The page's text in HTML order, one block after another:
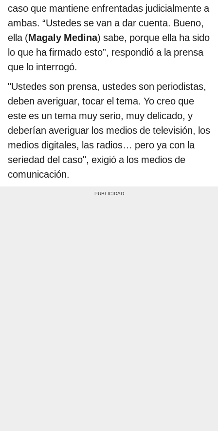
caso que mantiene enfrentadas judicialmente a
ambas. “Ustedes se van a dar cuenta. Bueno,
ella (Magaly Medina) sabe, porque ella ha sido
lo que ha firmado esto”, respondió a la prensa
que lo interrogó.
"Ustedes son prensa, ustedes son periodistas,
deben averiguar, tocar el tema. Yo creo que
este es un tema muy serio, muy delicado, y
deberían averiguar los medios de televisión, los
medios digitales, las radios… pero ya con la
seriedad del caso", exigió a los medios de
comunicación.